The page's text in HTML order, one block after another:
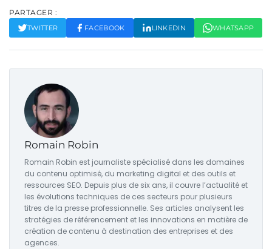
PARTAGER :
TWITTER FACEBOOK LINKEDIN WHATSAPP
Romain Robin
Romain Robin est journaliste spécialisé dans les domaines
du contenu optimisé, du marketing digital et des outils et
ressources SEO. Depuis plus de six ans, il couvre l’actualité et
les évolutions techniques de ces secteurs pour plusieurs
titres de la presse professionnelle. Ses articles analysent les
stratégies de référencement et les innovations en matière de
création de contenu à destination des entreprises et des
agences.